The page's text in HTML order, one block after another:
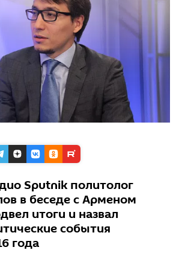
Sputnik политолог
в беседе с Арменом
итоги и назвал
события
года